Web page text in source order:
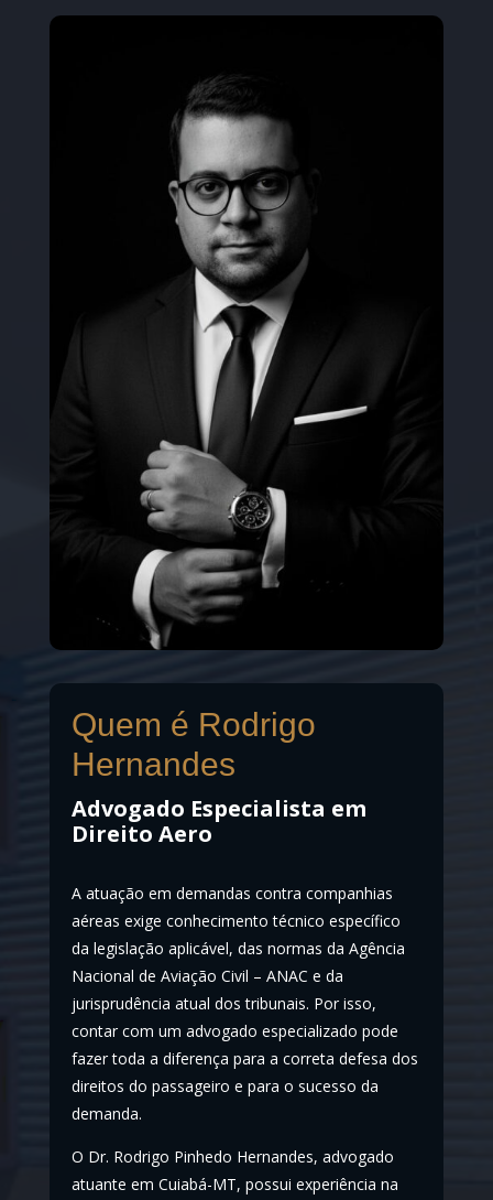
Quem é Rodrigo
Hernandes
Advogado Especialista em
Direito Aero
A atuação em demandas contra companhias
aéreas exige conhecimento técnico específico
da legislação aplicável, das normas da Agência
Nacional de Aviação Civil – ANAC e da
jurisprudência atual dos tribunais. Por isso,
contar com um advogado especializado pode
fazer toda a diferença para a correta defesa dos
direitos do passageiro e para o sucesso da
demanda.
O Dr. Rodrigo Pinhedo Hernandes, advogado
atuante em Cuiabá-MT, possui experiência na